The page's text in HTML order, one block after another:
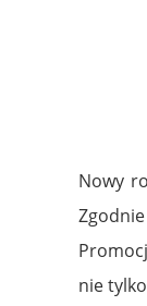
Nowy
nie